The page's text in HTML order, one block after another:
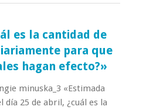
es la cantidad de
para que
hagan efecto?»
minuska_3 «Estimada
25 de abril, ¿cuál es la